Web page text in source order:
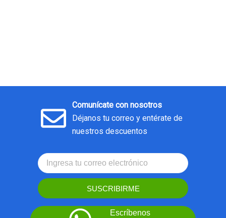
Comunícate con nosotros
Déjanos tu correo y entérate de
nuestros descuentos
SUSCRIBIRME
Escríbenos